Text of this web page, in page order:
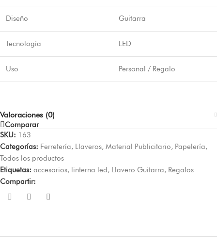
Diseño Guitarra
Tecnología LED
Uso Personal / Regalo
Valoraciones (0)
Comparar
SKU: 163
Categorías: Ferretería, Llaveros, Material Publicitario, Papelería,
Todos los productos
Etiquetas: accesorios, linterna led, Llavero Guitarra, Regalos
Compartir: